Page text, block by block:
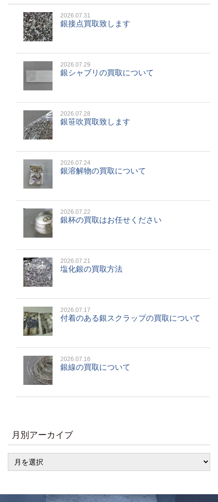
2026.07.31
銀接点買取致します
2026.07.29
銀シャブリの買取について
2026.07.28
銀笹吹買取致します
2026.07.24
銀溶解物の買取について
2026.07.22
銀杯の買取はお任せください
2026.07.21
塩化銀の買取方法
2026.07.17
付着のある銀スクラップの買取について
2026.07.16
銀線の買取について
月別アーカイブ